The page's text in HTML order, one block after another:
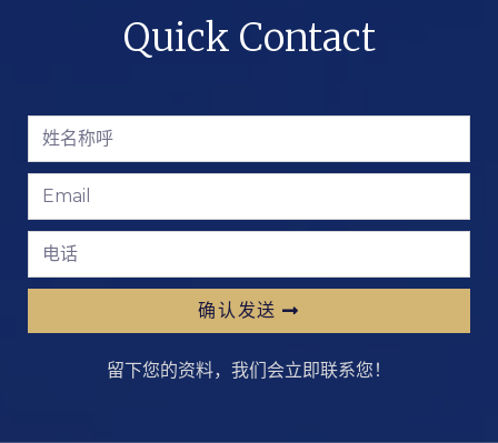
Quick Contact
确认发送
留下您的资料，我们会立即联系您！